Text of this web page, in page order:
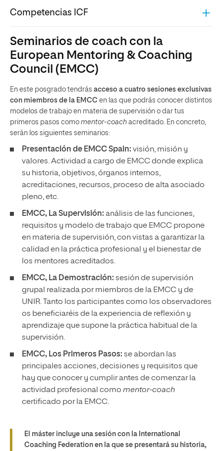
Competencias ICF
Seminarios de coach con la
European Mentoring & Coaching
Council (EMCC)
En este posgrado tendrás acceso a cuatro sesiones exclusivas
con miembros de la EMCC en las que podrás conocer distintos
modelos de trabajo en materia de supervisión o dar tus
primeros pasos como mentor-coach acreditado. En concreto,
serán los siguientes seminarios:
Presentación de EMCC Spain: visión, misión y
valores. Actividad a cargo de EMCC donde explica
su historia, objetivos, órganos internos,
acreditaciones, recursos, proceso de alta asociado
pleno, etc.
EMCC, La Supervisión: análisis de las funciones,
requisitos y modelo de trabajo que EMCC propone
en materia de supervisión, con vistas a garantizar la
calidad en la práctica profesional y el bienestar de
los mentores acreditados.
EMCC, La Demostración: sesión de supervisión
grupal realizada por miembros de la EMCC y de
UNIR. Tanto los participantes como los observadores
os beneficiaréis de la experiencia de reflexión y
aprendizaje que supone la práctica habitual de la
supervisión.
EMCC, Los Primeros Pasos: se abordan las
principales acciones, decisiones y requisitos que
hay que conocer y cumplir antes de comenzar la
actividad profesional como mentor-coach
certificado por la EMCC.
El máster incluye una sesión con la International
Coaching Federation en la que se presentará su historia,